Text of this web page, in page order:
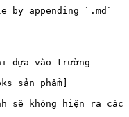
by appending `.md`
dựa vào trường
sản phẩm]
sẽ không hiện ra các